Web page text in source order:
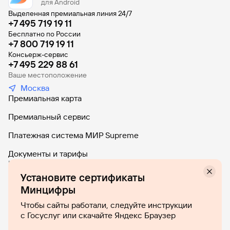
Зачисление заработной платы от 750 000 руб. и
общая сумма покупок от 100 000 ₽
Уровень 3:
Суммарный баланс от 12 000 000 ₽
для Android
Выделенная премиальная линия 24/7
+7 495 719 19 11
Бесплатно по России
+7 800 719 19 11
Консьерж-сервис
+7 495 229 88 61
Ваше местоположение
Москва
Премиальная карта
Премиальный сервис
Платежная система МИР Supreme
Документы и тарифы
Частная политика обработки и защиты персональных данных в
Лучшая премиальная карта — по результатам исследования
Frank Premium Banking 2023 компании Frank RG
Лучшее предложение нефинансовых привилегий — по
результатам исследования Frank Premium Banking 2024
компании Frank RG
Установите сертификаты
Минцифры
Чтобы сайты работали, следуйте инструкции
с Госуслуг или скачайте Яндекс Браузер